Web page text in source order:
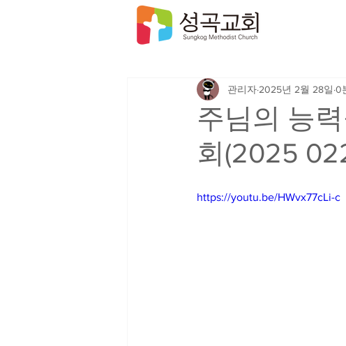
주님의 능
회(2025
관리자 2025년 2월 28일 0
https://youtu.be/HWvx77cLi-c